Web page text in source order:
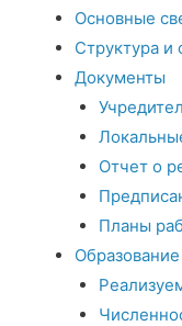
Основные
Структура и
Документы
Отчет о
Планы
Образование